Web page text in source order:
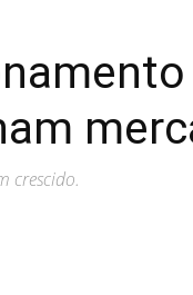
crescido.